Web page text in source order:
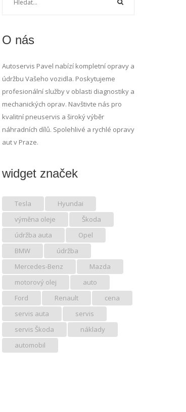
O nás
Autoservis Pavel nabízí kompletní opravy a
údržbu Vašeho vozidla. Poskytujeme
profesionální služby v oblasti diagnostiky a
mechanických oprav. Navštivte nás pro
kvalitní pneuservis a široký výběr
náhradních dílů. Spolehlivé a rychlé opravy
aut v Praze.
widget značek
Tesla
Hyundai
výměna oleje
Škoda
údržba auta
Opel
BMW
údržba
Mercedes-Benz
Mazda
motorový olej
auto
Ford
Renault
cena
servis auta
servis
servis Škoda
náklady
automobil